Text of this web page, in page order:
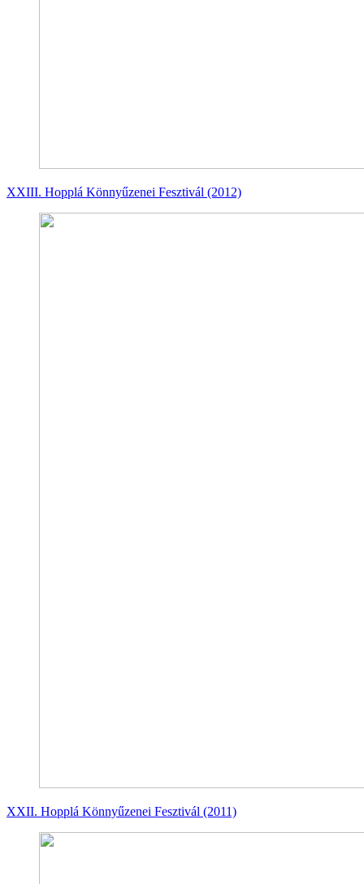
XXIII. Hopplá Könnyűzenei Fesztivál (2012)
XXII. Hopplá Könnyűzenei Fesztivál (2011)